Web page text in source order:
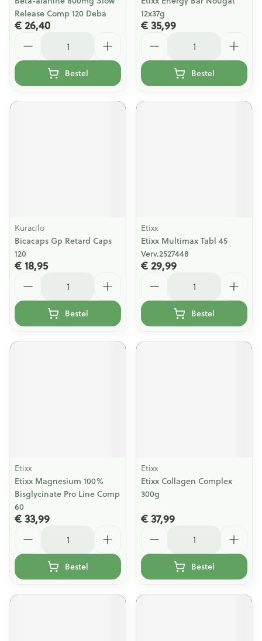
Release Comp 120 Deba
€ 26,40
Bestel
12x37g
€ 35,99
Bestel
Kuracilo
Bicacaps Gp Retard Caps
120
€ 18,95
Bestel
Etixx
Etixx Multimax Tabl 45
Verv.2527448
€ 29,99
Bestel
Etixx
Etixx Magnesium 100%
Bisglycinate Pro Line Comp
60
€ 33,99
Bestel
Etixx
Etixx Collagen Complex
300g
€ 37,99
Bestel